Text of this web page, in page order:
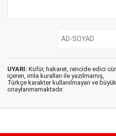
UYARI: Küfür, hakaret, rencide edici
içeren, imla kuralları ile yazılmamış,
Türkçe karakter kullanılmayan ve
onaylanmamaktadır.